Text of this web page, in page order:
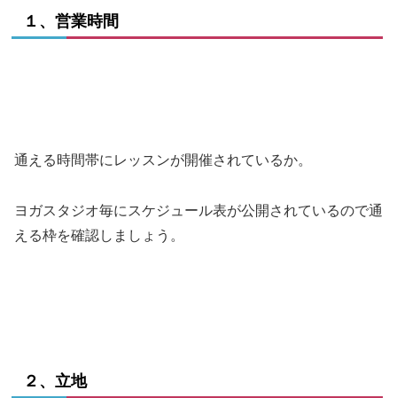
１、営業時間
通える時間帯にレッスンが開催されているか。
ヨガスタジオ毎にスケジュール表が公開されているので通
える枠を確認しましょう。
２、立地